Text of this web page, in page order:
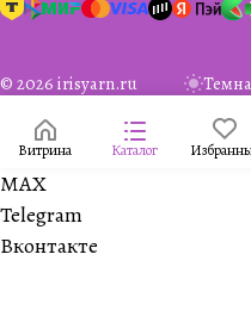
© 2026 irisyarn.ru
Витрина Каталог
MAX
Telegram
Вконтакте